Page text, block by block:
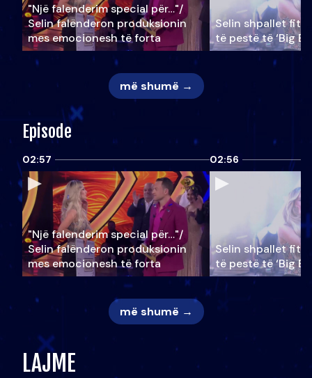
"Një falenderim special për…"/
Selin falënderon produksionin
mes emocionesh të forta
Selin shpallet
të pestë të ‘Big
më shumë →
Episode
02:57
"Një falenderim special për…"/
Selin falënderon produksionin
mes emocionesh të forta
02:56
Selin shpallet
të pestë të ‘Big
më shumë →
LAJME